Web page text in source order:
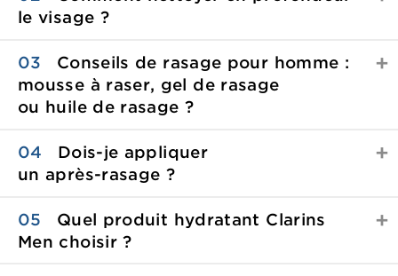
le visage ?
03
Conseils de rasage pour homme :
mousse à raser, gel de rasage
ou huile de rasage ?
04
Dois-je appliquer
un après-rasage ?
05
Quel produit hydratant Clarins
Men choisir ?